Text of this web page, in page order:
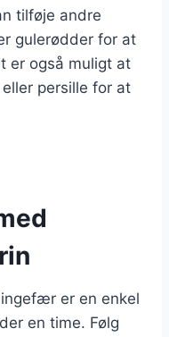
tilføje andre
gulerødder for at
er også muligt at
persille for at
er en enkel
en time. Følg